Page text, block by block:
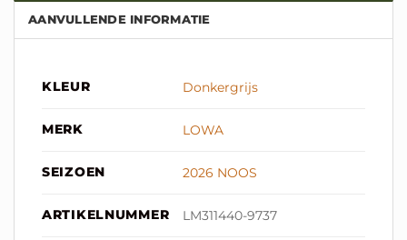
AANVULLENDE INFORMATIE
KLEUR Donkergrijs
MERK LOWA
SEIZOEN 2026 NOOS
ARTIKELNUMMER LM311440-9737